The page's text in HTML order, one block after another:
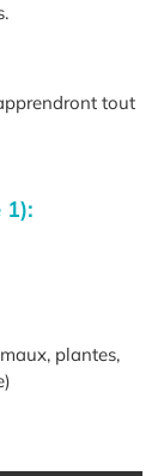
tout
1):
plantes,